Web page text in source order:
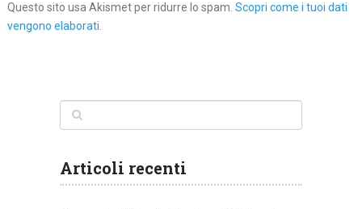
Questo sito usa Akismet per ridurre lo spam. Scopri come i tuoi dati
vengono elaborati.
Articoli recenti